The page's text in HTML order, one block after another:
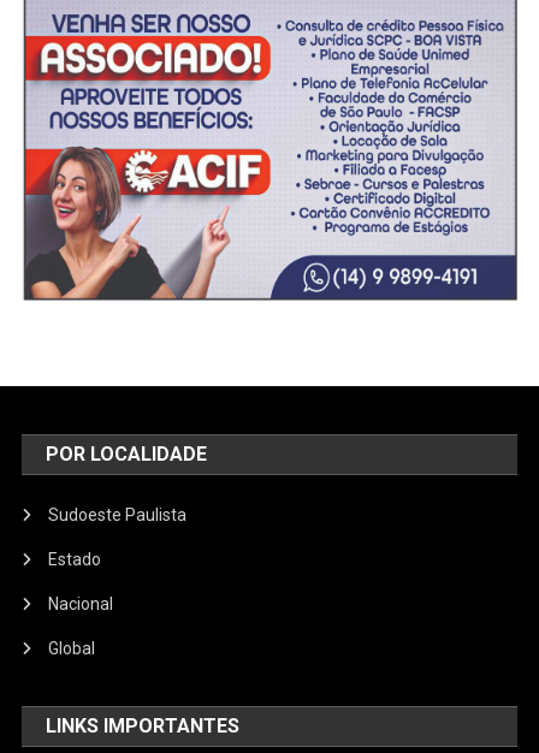
POR LOCALIDADE
Sudoeste Paulista
Estado
Nacional
Global
LINKS IMPORTANTES